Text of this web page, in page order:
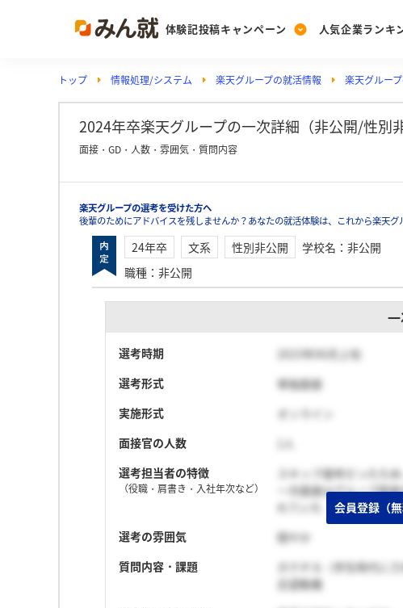
体験記投稿キャンペーン
Post
投稿する
人気企業ランキ
Ranking
ランキングを見る
Vote
PickUp
注目の企業特集
動画で知ろう！業界・企業研
トップ 情報処理/システム 楽天グループの就活情報 楽天グルー
2024年卒楽天グループの一次詳細（非公開/性別
面接・GD・人数・雰囲気・質問内容
楽天グループの選考を受けた方へ
後輩のためにアドバイスを残しませんか？あなたの就活体験は、これから楽天グ
24年卒 文系 性別非公開 学校名 ： 非公開
職種 ： 非公開
選考時期
2023年06月上旬
選考形式
単独面接
実施形式
オンライン
面接官の人数
選考担当者の特徴
（役職・肩書き・入社年次など）
スキップ選考だったた
一次面接はグループ面
れていた
選考の雰囲気
穏やか
質問内容・課題
ガクチカ（学生時代に
志望動機